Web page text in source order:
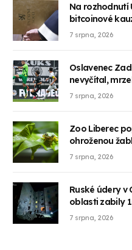
Na rozhodnutí
bitcoinové
7 srpna, 2026
Oslavenec
nevyčítal,
7 srpna, 2026
Zoo Liberec
ohroženou
7 srpna, 2026
Ruské údery v
oblasti zabily
7 srpna, 2026